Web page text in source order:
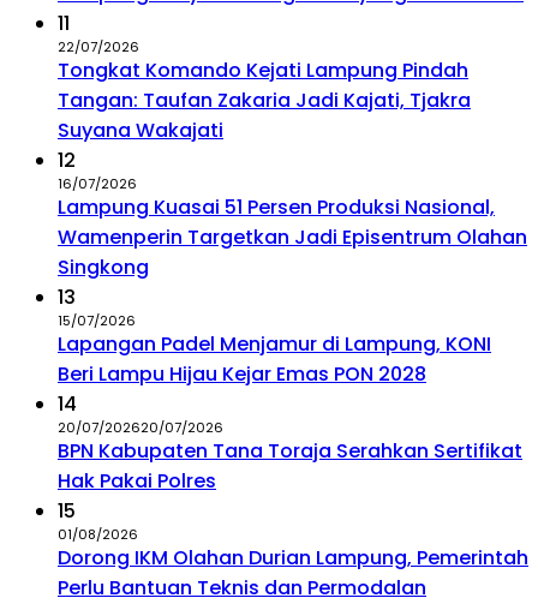
11
22/07/2026
Tongkat Komando Kejati Lampung Pindah
Tangan: Taufan Zakaria Jadi Kajati, Tjakra
Suyana Wakajati
12
16/07/2026
Lampung Kuasai 51 Persen Produksi Nasional,
Wamenperin Targetkan Jadi Episentrum Olahan
Singkong
13
15/07/2026
Lapangan Padel Menjamur di Lampung, KONI
Beri Lampu Hijau Kejar Emas PON 2028
14
20/07/202620/07/2026
BPN Kabupaten Tana Toraja Serahkan Sertifikat
Hak Pakai Polres
15
01/08/2026
Dorong IKM Olahan Durian Lampung, Pemerintah
Perlu Bantuan Teknis dan Permodalan